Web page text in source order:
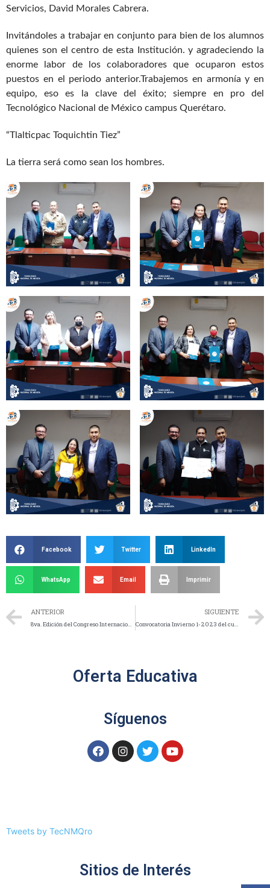
Servicios, David Morales Cabrera.
Invitándoles a trabajar en conjunto para bien de los alumnos
quienes son el centro de esta Institución. y agradeciendo la
enorme labor de los colaboradores que ocuparon estos
puestos en el periodo anterior.Trabajemos en armonía y en
equipo, eso es la clave del éxito; siempre en pro del
Tecnológico Nacional de México campus Querétaro.
“Tlalticpac Toquichtin Tiez”
La tierra será como sean los hombres.
Facebook Twitter LinkedIn
WhatsApp Email Imprimir
ANTERIOR SIGUIENTE
Oferta Educativa
Síguenos
Tweets by TecNMQro
Sitios de Interés